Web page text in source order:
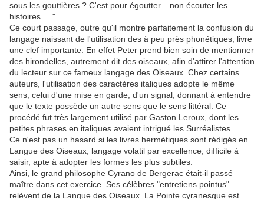
sous les gouttières ? C'est pour égoutter... non écouter les
histoires ... "
Ce court passage, outre qu'il montre parfaitement la confusion du
langage naissant de l'utilisation des à peu près phonétiques, livre
une clef importante. En effet Peter prend bien soin de mentionner
des hirondelles, autrement dit des oiseaux, afin d'attirer l'attention
du lecteur sur ce fameux langage des Oiseaux. Chez certains
auteurs, l'utilisation des caractères italiques adopte le même
sens, celui d'une mise en garde, d'un signal, donnant à entendre
que le texte possède un autre sens que le sens littéral. Ce
procédé fut très largement utilisé par Gaston Leroux, dont les
petites phrases en italiques avaient intrigué les Surréalistes.
Ce n'est pas un hasard si les livres hermétiques sont rédigés en
Langue des Oiseaux, langage volatil par excellence, difficile à
saisir, apte à adopter les formes les plus subtiles.
Ainsi, le grand philosophe Cyrano de Bergerac était-il passé
maître dans cet exercice. Ses célèbres "entretiens pointus"
relèvent de la Langue des Oiseaux. La Pointe cyranesque est